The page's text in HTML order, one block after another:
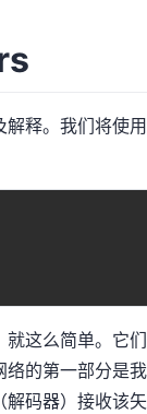
释。我们将使
这么简单。它
的第一部分是
码器）接收该